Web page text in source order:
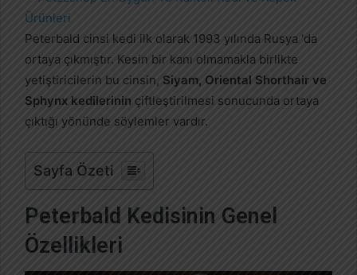
t
a
g
n
r
m
Peterbald cinsi kedi ilk olarak 1993 yılında Rusya ‘da
ortaya çıkmıştır. Kesin bir kanı olmamakla birlikte
yetiştiricilerin bu cinsin, Siyam, Oriental Shorthair ve
Sphynx kedilerinin çiftleştirilmesi sonucunda ortaya
çıktığı yönünde söylemler vardır.
Sayfa Özeti
Peterbald Kedisinin Genel
Özellikleri